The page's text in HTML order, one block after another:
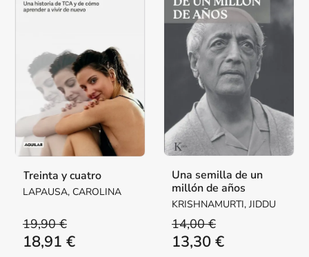
Treinta y cuatro
LAPAUSA, CAROLINA
19,90 €
18,91 €
Una semilla de un
millón de años
KRISHNAMURTI, JIDDU
14,00 €
13,30 €